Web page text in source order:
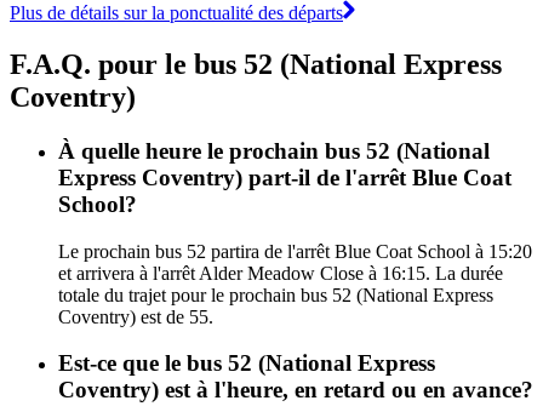
Plus de détails sur la ponctualité des départs
F.A.Q. pour le bus 52 (National Express
Coventry)
À quelle heure le prochain bus 52 (National
Express Coventry) part-il de l'arrêt Blue Coat
School?
Le prochain bus 52 partira de l'arrêt Blue Coat School à 15:20
et arrivera à l'arrêt Alder Meadow Close à 16:15. La durée
totale du trajet pour le prochain bus 52 (National Express
Coventry) est de 55.
Est-ce que le bus 52 (National Express
Coventry) est à l'heure, en retard ou en avance?